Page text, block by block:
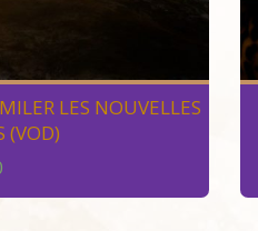
LES NOUVELLES
(VOD)